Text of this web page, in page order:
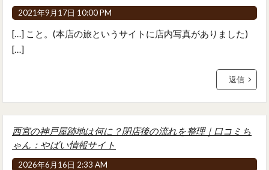
2021年9月17日 10:00 PM
[…] こと。(本店の旅というサイトに店内写真がありました)
[…]
返信
西宮の神戸屋跡地は何に？閉店後の流れを整理｜口コミち
ゃん：やばい情報サイト
2026年6月16日 2:33 AM